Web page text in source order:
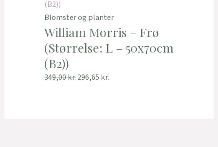
Blomster og planter
William Morris – Frø
(Størrelse: L – 50x70cm
(B2))
349,00kr.296,65 kr.